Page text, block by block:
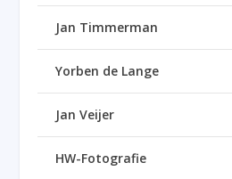
Jan Timmerman
Yorben de Lange
Jan Veijer
HW-Fotografie